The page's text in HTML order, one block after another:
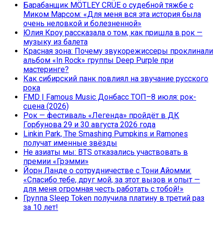
Барабанщик MÖTLEY CRÜE о судебной тяжбе с
Миком Марсом: «Для меня вся эта история была
очень неловкой и болезненной»
Юлия Кроу рассказала о том, как пришла в рок —
музыку из балета
Красная зона: Почему звукорежиссеры проклинали
альбом «In Rock» группы Deep Purple при
мастеринге?
Как сибирский панк повлиял на звучание русского
рока
FMD | Famous Music Донбасс ТОП–8 июля: рок-
сцена (2026)
Рок — фестиваль «Легенда» пройдёт в ДК
Горбунова 29 и 30 августа 2026 года
Linkin Park, The Smashing Pumpkins и Ramones
получат именные звёзды
Не азиаты мы: BTS отказались участвовать в
премии «Грэмми»
Йорн Ланде о сотрудничестве с Тони Айомми:
«Спасибо тебе, друг мой, за этот вызов и опыт —
для меня огромная честь работать с тобой!»
Группа Sleep Token получила платину в третий раз
за 10 лет!